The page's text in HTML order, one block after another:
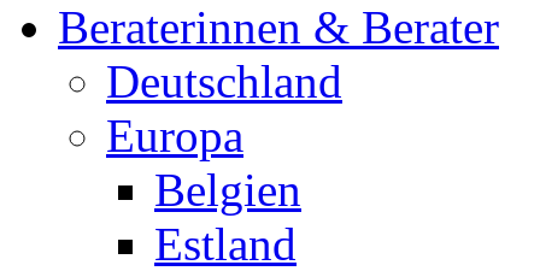
Beraterinnen & Berater
Deutschland
Europa
Belgien
Estland